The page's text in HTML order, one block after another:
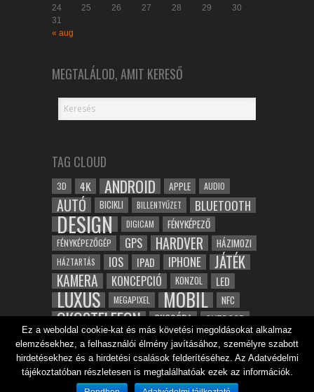
24
25 26 27 28 29
30
31
« aug
MEGTALÁLOD, AMIT KERESŐ
TAG CLOUD
3D 4K ANDROID APPLE AUDIO
AUTÓ BICIKLI BILLENTYŰZET BLUETOOTH
DESIGN DIGICAM FÉNYKÉPEZŐ
FÉNYKÉPEZŐGÉP GPS HARDVER HÁZIMOZI
HÁZTARTÁS IOS IPAD IPHONE JÁTÉK
KAMERA KONCEPCIÓ KONZOL LED
LUXUS MEGAPIXEL MOBIL NFC
OKOSTELEFON OKOSÓRA OUTDOOR
ROBOT SAMSUNG SPORT TABLET
TESZT VIDEÓ VÍZÁLLÓ WIFI ZENE ZÖLD
ÉPÍTÉSZET ÉRINTŐKÉPERNYŐ ÓRA
Ez a weboldal cookie-kat és más követési megoldásokat alkalmaz
elemzésekhez, a felhasználói élmény javításához, személyre szabott
hirdetésekhez és a hirdetési csalások felderítéséhez. Az Adatvédelmi
tájékoztatóban részletesen is megtalálhatóak ezek az információk.